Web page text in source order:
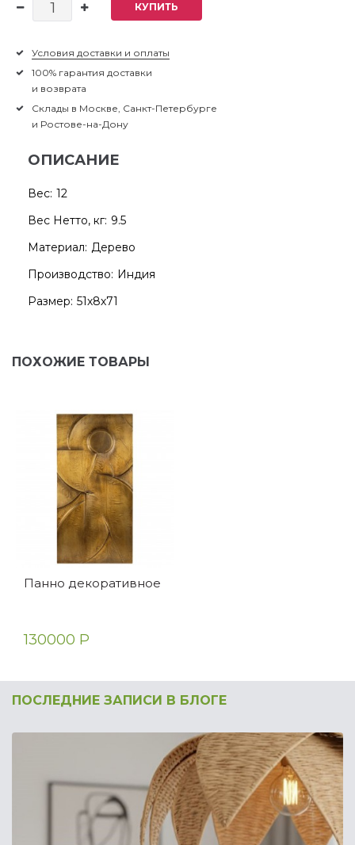
КУПИТЬ
Условия доставки и оплаты
100% гарантия доставки
и возврата
Склады в Москве, Санкт-Петербурге
и Ростове-на-Дону
ОПИСАНИЕ
Вес: 12
Вес Нетто, кг: 9.5
Материал: Дерево
Производство: Индия
Размер: 51х8х71
ПОХОЖИЕ ТОВАРЫ
Панно декоративное
130000 Р
ПОСЛЕДНИЕ ЗАПИСИ В БЛОГЕ